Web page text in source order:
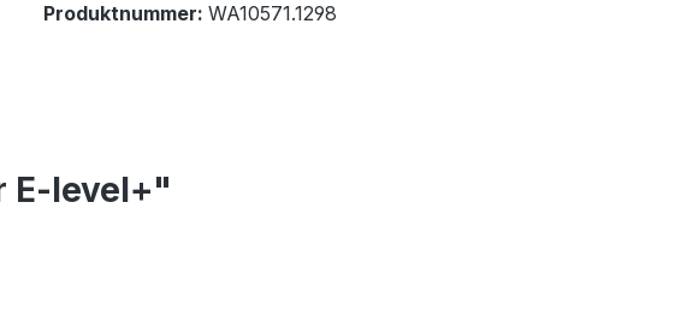
Produktnummer: WA10571.1298
E-level+"